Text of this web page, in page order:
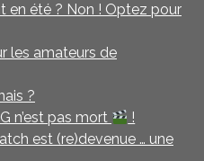
en été ? Non ! Optez pour
les amateurs de
?
n’est pas mort
!
est (re)devenue … une